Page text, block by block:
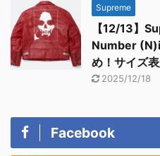
Supreme
【12/13】
Number
め！サイズ
2025/12/18
Facebook